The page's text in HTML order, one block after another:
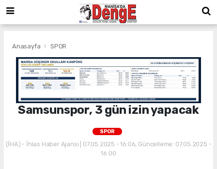
Anasayfa SPOR
Samsunspor, 3 gün izin yapacak
SPOR
(İHA) - İhlas Haber Ajansı | 07.05.2025 - 16:06, Güncelleme: 07.05.2025 -
16:00